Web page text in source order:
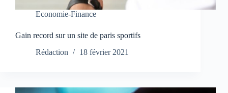
Economie-Finance
Gain record sur un site de paris sportifs
Rédaction
18 février 2021